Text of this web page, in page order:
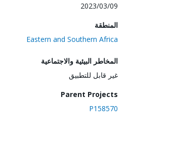
2023/03/09
المنطقة
Eastern and Southern Africa
المخاطر البيئية والاجتماعية
غير قابل للتطبيق
Parent Projects
P158570